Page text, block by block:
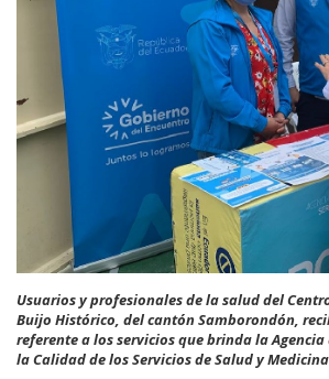
Usuarios y profesionales de la salud del
Buijo Histórico, del cantón Samborondón,
referente a los servicios que brinda la
la Calidad de los Servicios de Salud y